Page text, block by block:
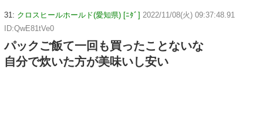
31: クロスヒールホールド(愛知県) [ﾆﾀﾞ] 2022/11/08(火) 09:37:48.91
ID:QwE81tVe0
パックご飯て一回も買ったことないな
自分で炊いた方が美味いし安い